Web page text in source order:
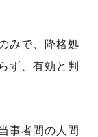
みで、降格処
ず、有効と判
事者間の人間